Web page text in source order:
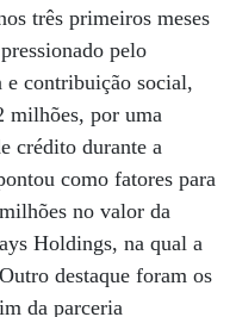
três primeiros meses
pelo
e contribuição social,
milhões, por uma
crédito durante a
como fatores para
no valor da
Holdings, na qual a
destaque foram os
da parceria